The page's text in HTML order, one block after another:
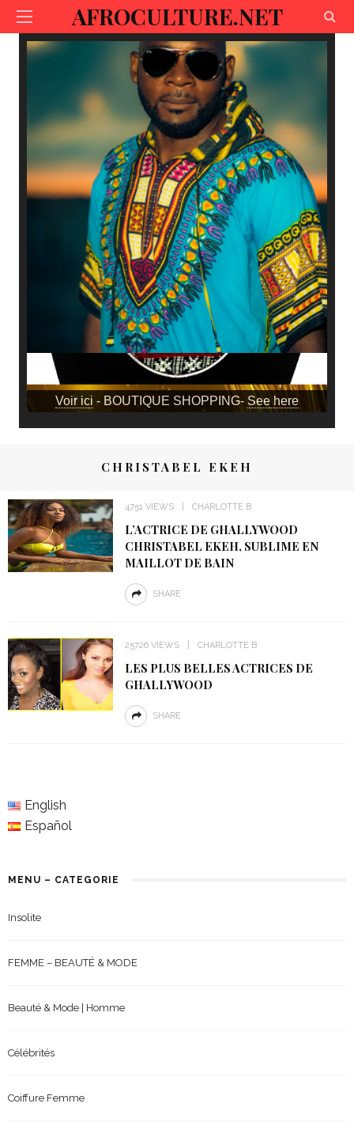
AFROCULTURE.NET
Voir ici - BOUTIQUE SHOPPING- See here
CHRISTABEL EKEH
4751 VIEWS CHARLOTTE B
L’ACTRICE DE GHALLYWOOD
CHRISTABEL EKEH, SUBLIME EN
MAILLOT DE BAIN
SHARE
25726 VIEWS CHARLOTTE B
LES PLUS BELLES ACTRICES DE
GHALLYWOOD
SHARE
English
Español
MENU – CATEGORIE
Insolite
FEMME – BEAUTÉ & MODE
Beauté & Mode | Homme
Célébrités
Coiffure Femme